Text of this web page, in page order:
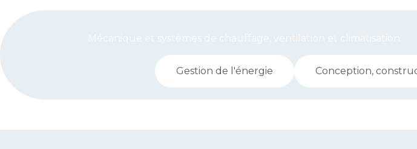
Mécanique et systèmes de chauffage, ventilation et climatisation
Gestion de l'énergie Conception,